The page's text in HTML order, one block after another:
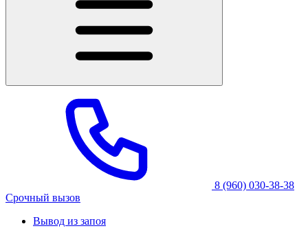
8 (960) 030-38-38
Срочный вызов
Вывод из запоя